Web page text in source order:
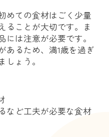
めての食材はごく少量
ることが大切です。ま
は注意が必要です。
あるため、満1歳を過ぎ
ょう。
など工夫が必要な食材